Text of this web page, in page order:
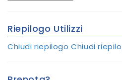
Riepilogo Utilizzi
Chiudi riepilogoChiudi